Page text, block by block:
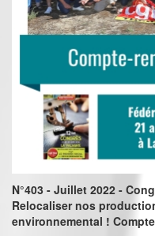
N°403 - Juillet 2022 -
Relocaliser nos
environnemental !